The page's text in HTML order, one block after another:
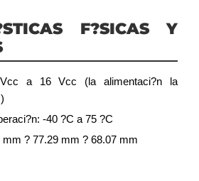
F?SICAS Y
a 16 Vcc (la alimentaci?n la
-40 ?C a 75 ?C
? 77.29 mm ? 68.07 mm